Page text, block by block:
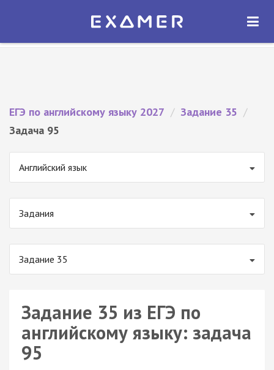
Экзамер — ЕГЭ 2027
ОТКРЫТЬ
ЕГЭ по английскому языку 2027 / Задание 35 /
Задача 95
Английский язык
Задания
Задание 35
Задание 35 из ЕГЭ по
английскому языку: задача
95